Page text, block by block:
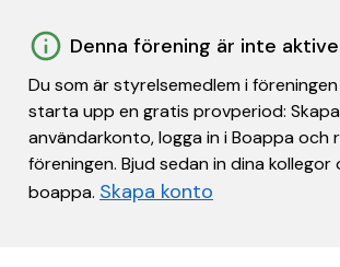
Denna förening är inte
Du som är styrelsemedlem i
starta upp en gratis provperiod:
användarkonto, logga in i Boappa och
föreningen. Bjud sedan in dina kollegor
boappa. Skapa konto